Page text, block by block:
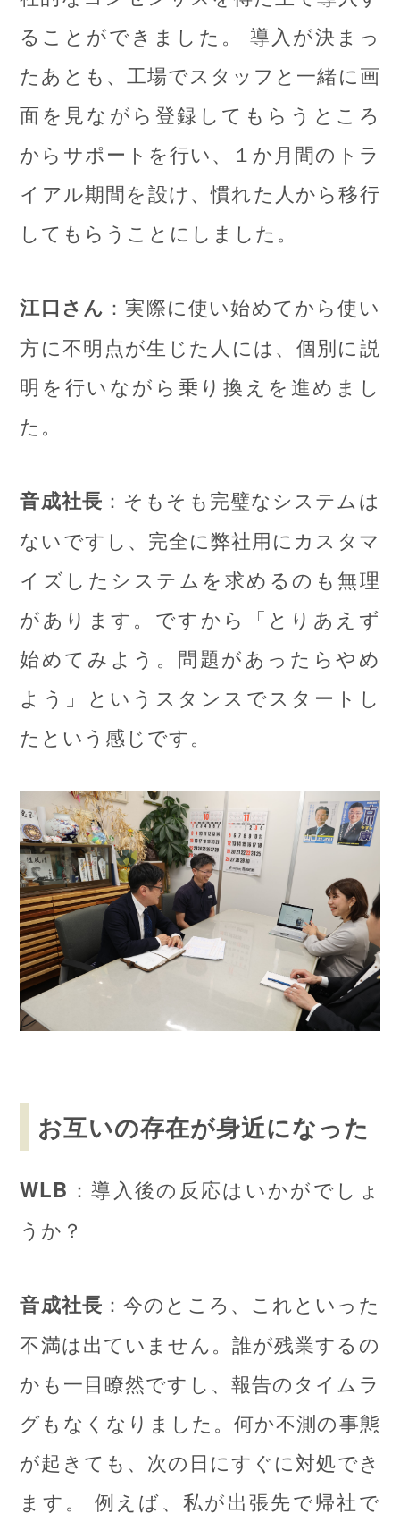
ることができました。 導入が決まっ
たあとも、工場でスタッフと一緒に画
面を見ながら登録してもらうところ
からサポートを行い、１か月間のトラ
イアル期間を設け、慣れた人から移行
してもらうことにしました。
江口さん ：実際に使い始めてから使い
方に不明点が生じた人には、個別に説
明を行いながら乗り換えを進めまし
た。
音成社長 ：そもそも完璧なシステムは
ないですし、完全に弊社用にカスタマ
イズしたシステムを求めるのも無理
があります。ですから「とりあえず
始めてみよう。問題があったらやめ
よう」というスタンスでスタートし
たという感じです。
お互いの存在が身近になった
WLB ：導入後の反応はいかがでしょ
うか？
音成社長 ：今のところ、これといった
不満は出ていません。誰が残業するの
かも一目瞭然ですし、報告のタイムラ
グもなくなりました。何か不測の事態
が起きても、次の日にすぐに対処でき
ます。 例えば、私が出張先で帰社で